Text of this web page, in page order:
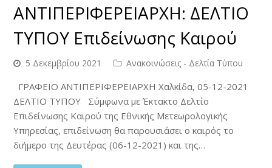
ΑΝΤΙΠΕΡΙΦΕΡΕΙΑΡΧΗ: ΔΕΛΤΙΟ
ΤΥΠΟΥ Επιδείνωσης Καιρού
5 Δεκεμβρίου 2021 Ανακοινώσεις - Δελτία Τύπου
ΓΡΑΦΕΙΟ ΑΝΤΙΠΕΡΙΦΕΡΕΙΑΡΧΗ Χαλκίδα, 05-12-2021
ΔΕΛΤΙΟ ΤΥΠΟΥ Σύμφωνα με Έκτακτο Δελτίο
Επιδείνωσης Καιρού της Εθνικής Μετεωρολογικής
Υπηρεσίας, επιδείνωση θα παρουσιάσει ο καιρός το
διήμερο της Δευτέρας (06-12-2021) και της…